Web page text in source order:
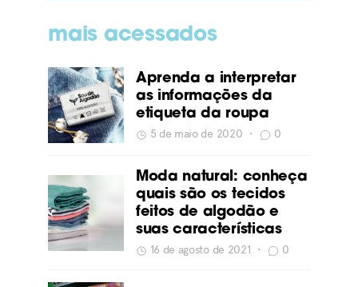
mais acessados
Aprenda a interpretar
as informações da
etiqueta da roupa
5 de maio de 2020 • 0
Moda natural: conheça
quais são os tecidos
feitos de algodão e
suas características
16 de agosto de 2021 • 0